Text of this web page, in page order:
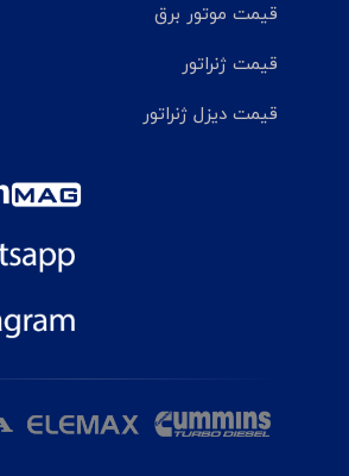
قیمت موتور برق
قیمت ژنراتور
قیمت دیزل ژنراتور